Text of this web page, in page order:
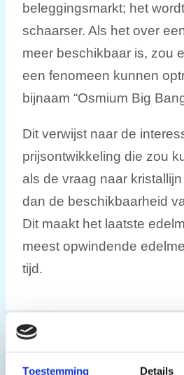
Toestemming Details
beleggingsmarkt; het
schaarser. Als het over
meer beschikbaar is, zou
een fenomeen kunnen
bijnaam “Osmium Big
Dit verwijst naar de
prijsontwikkeling die zou
als de vraag naar
dan de beschikbaarheid
Dit maakt het laatste
meest opwindende
tijd.
Bericht navigatie